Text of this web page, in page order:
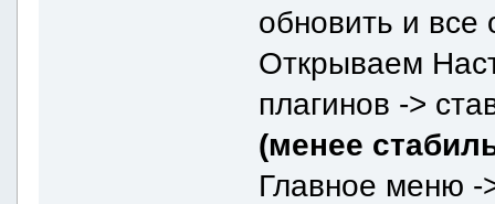
обновить и все
Открываем
плагинов ->
(менее
Главное меню -